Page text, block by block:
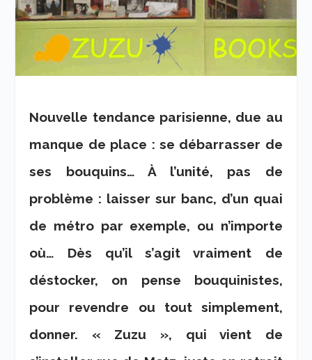
Nouvelle tendance parisienne, due au
manque de place : se débarrasser de
ses bouquins… À l’unité, pas de
problème : laisser sur banc, d’un quai
de métro par exemple, ou n’importe
où… Dès qu’il s’agit vraiment de
déstocker, on pense bouquinistes,
pour revendre ou tout simplement,
donner. « Zuzu », qui vient de